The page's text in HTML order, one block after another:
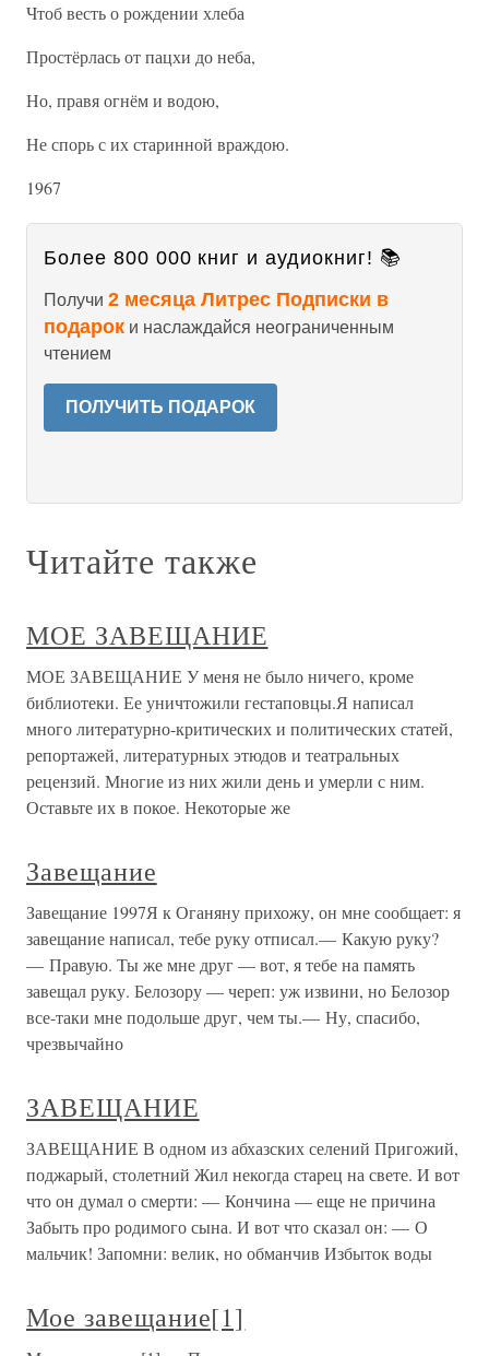
Чтоб весть о рождении хлеба
Простёрлась от пацхи до неба,
Но, правя огнём и водою,
Не спорь с их старинной враждою.
1967
Более 800 000 книг и аудиокниг! 📚
Получи 2 месяца Литрес Подписки в
подарок и наслаждайся неограниченным
чтением
ПОЛУЧИТЬ ПОДАРОК
Читайте также
МОЕ ЗАВЕЩАНИЕ
МОЕ ЗАВЕЩАНИЕ У меня не было ничего, кроме
библиотеки. Ее уничтожили гестаповцы.Я написал
много литературно-критических и политических статей,
репортажей, литературных этюдов и театральных
рецензий. Многие из них жили день и умерли с ним.
Оставьте их в покое. Некоторые же
Завещание
Завещание 1997Я к Оганяну прихожу, он мне сообщает: я
завещание написал, тебе руку отписал.— Какую руку?
— Правую. Ты же мне друг — вот, я тебе на память
завещал руку. Белозору — череп: уж извини, но Белозор
все-таки мне подольше друг, чем ты.— Ну, спасибо,
чрезвычайно
ЗАВЕЩАНИЕ
ЗАВЕЩАНИЕ В одном из абхазских селений Пригожий,
поджарый, столетний Жил некогда старец на свете. И вот
что он думал о смерти: — Кончина — еще не причина
Забыть про родимого сына. И вот что сказал он: — О
мальчик! Запомни: велик, но обманчив Избыток воды
Мое завещание[1]